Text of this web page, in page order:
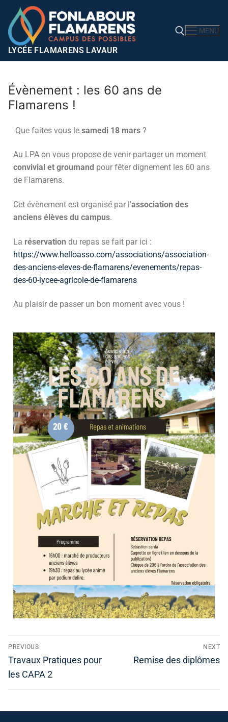
LYCÉE FLAMARENS LAVAUR
MENU
Évènement : les 60 ans de
Flamarens !
Que faites vous le samedi 18 mars ?
Au LPA on vous propose de venir partager un moment
convivial et groumand pour fêter dignement les 60 ans
de Flamarens.
Cet évènement est organisé par l’association des
anciens élèves du campus.
La réservation du repas se fait par ici :
https://www.helloasso.com/associations/association-
des-anciens-eleves-de-flamarens/evenements/repas-
des-60-lycee-agricole-de-flamarens
Au plaisir de passer un bon moment avec vous !
PREVIOUS
Travaux Pratiques pour
les CAPA 2
NEXT
Remise des diplômes